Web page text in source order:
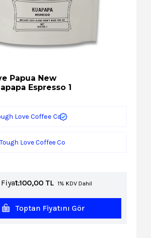
Papua New
Espresso 1
Love Coffee Co
Tough Love Coffee Co
1.100,00 TL 1% KDV Dahil
Toptan Fiyatını Gör